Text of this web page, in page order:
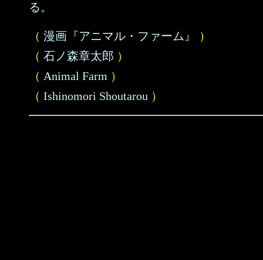
る。
（ 漫画『アニマル・ファーム』
）
（ 石ノ森章太郎 ）
（ Animal Farm ）
（ Ishinomori Shoutarou ）